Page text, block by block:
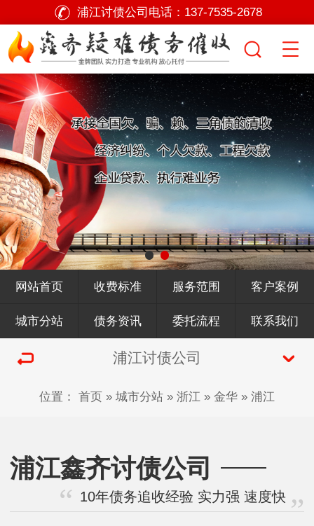
浦江讨债公司电话： 137-7535-2678
网站首页 收费标准 服务范围 客户案例
城市分站 债务资讯 委托流程 联系我们
浦江讨债公司
位置： 首页 » 城市分站 » 浙江 » 金华 » 浦江
浦江鑫齐讨债公司
10年债务追收经验 实力强 速度快